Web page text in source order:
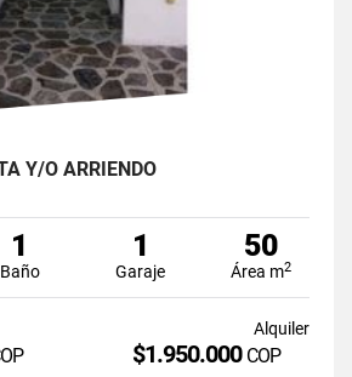
Y/O ARRIENDO
1
Baño
1
Garaje
50
Área m2
Alquiler
$1.950.000 COP